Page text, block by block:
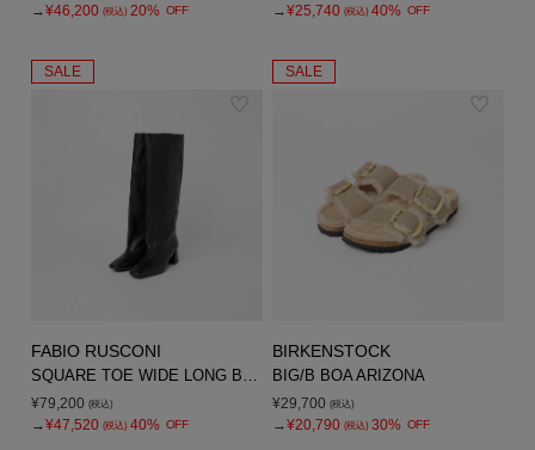
→¥46,200 (税込) 20% OFF →¥25,740 (税込) 40% OFF
SALE
FABIO RUSCONI
SQUARE TOE WIDE LONG BOOTS
¥79,200 (税込)
→¥47,520 (税込) 40% OFF
SALE
BIRKENSTOCK
BIG/B BOA ARIZONA
¥29,700 (税込)
→¥20,790 (税込) 30% OFF